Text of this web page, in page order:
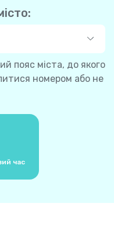
пояс міста, до якого
номером або не
час